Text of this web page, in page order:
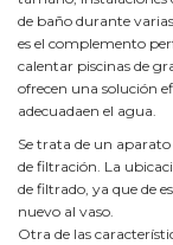
de baño durante
es el complemento
calentar piscinas de
ofrecen una solución
adecuadaen el agua.
Se trata de un
de filtración. La
de filtrado, ya que de
nuevo al vaso.
Otra de las